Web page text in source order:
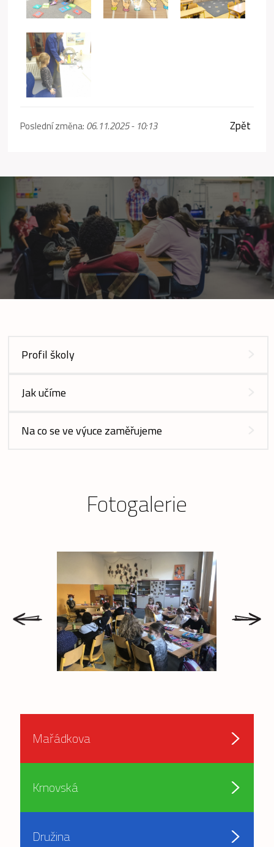
Poslední změna: 06.11.2025 - 10:13 Zpět
Profil školy
Jak učíme
Na co se ve výuce zaměřujeme
Fotogalerie
Mařádkova
Krnovská
Družina